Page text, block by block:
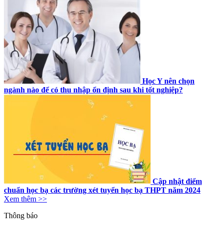
Học Y nên chọn
ngành nào để có thu nhập ổn định sau khi tốt nghiệp?
Cập nhật điểm
chuẩn học bạ các trường xét tuyển học bạ THPT năm 2024
Xem thêm >>
Thông báo